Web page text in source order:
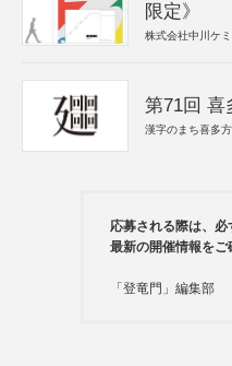
限定》
株式会社中川ケ
第71回 喜
漢字のまち喜多方
応募される際は、
最新の開催情報をご
「登竜門」編集部